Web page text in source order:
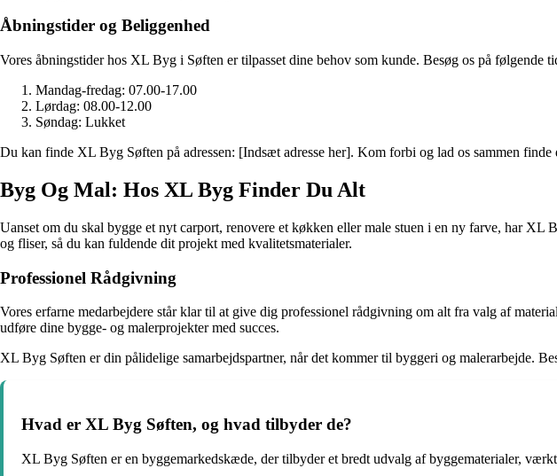
Åbningstider og Beliggenhed
Vores åbningstider hos XL Byg i Søften er tilpasset dine behov som kunde. Besøg os på følgende
Mandag-fredag: 07.00-17.00
Lørdag: 08.00-12.00
Søndag: Lukket
Du kan finde XL Byg Søften på adressen: [Indsæt adresse her]. Kom forbi og lad os sammen
Byg Og Mal: Hos XL Byg Finder Du Alt
Uanset om du skal bygge et nyt carport, renovere et køkken eller male stuen i en ny farve, har
og fliser, så du kan fuldende dit projekt med kvalitetsmaterialer.
Professionel Rådgivning
Vores erfarne medarbejdere står klar til at give dig professionel rådgivning om alt fra valg af
udføre dine bygge- og malerprojekter med succes.
XL Byg Søften er din pålidelige samarbejdspartner, når det kommer til byggeri og malerarbejde.
Hvad er XL Byg Søften, og hvad tilbyder de?
XL Byg Søften er en byggemarkedskæde, der tilbyder et bredt udvalg af byggematerialer,